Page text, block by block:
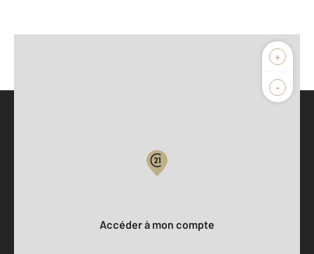
+
-
Accéder à mon compte